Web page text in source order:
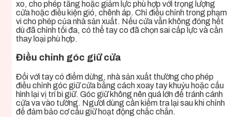
xo, cho phép tăng hoặc giảm lực phù hợp với trọng lượng
cửa hoặc điều kiện gió, chênh áp. Chỉ điều chỉnh trong phạm
vi cho phép của nhà sản xuất. Nếu cửa vẫn không đóng hết
dù đã chỉnh tối đa, có thể tay co đã chọn sai cấp lực và cần
thay loại phù hợp.
Điều chỉnh góc giữ cửa
Đối với tay có điểm dừng, nhà sản xuất thường cho phép
điều chỉnh góc giữ cửa bằng cách xoay tay khuỷu hoặc cấu
hình lại vị trí bi giữ. Góc giữ không nên quá lớn để tránh cánh
cửa va vào tường. Người dùng cần kiểm tra lại sau khi chỉnh
để đảm bảo cơ cấu giữ hoạt động chắc chắn.